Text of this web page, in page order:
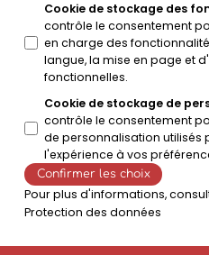
Cookie de stockage des
contrôle le consentement
en charge des
langue, la mise en page et
fonctionnelles.
Cookie de stockage de
contrôle le consentement
de personnalisation utilisés
l'expérience à vos
Confirmer les choix
Pour plus d'informations,
Protection des données